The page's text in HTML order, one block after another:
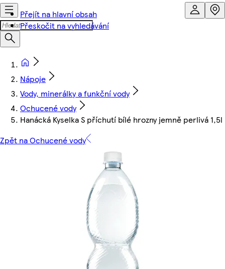
Přejít na hlavní obsah
Přeskočit na vyhledávání
Nápoje
Vody, minerálky a funkční vody
Ochucené vody
Hanácká Kyselka S příchutí bílé hrozny jemně perlivá 1,5l
Zpět na Ochucené vody